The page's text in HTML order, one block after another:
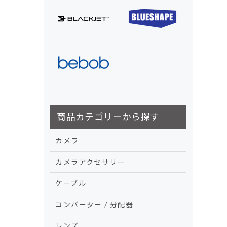
商品カテゴリーから探す
カメラ
カメラアクセサリー
ケーブル
コンバーター / 分配器